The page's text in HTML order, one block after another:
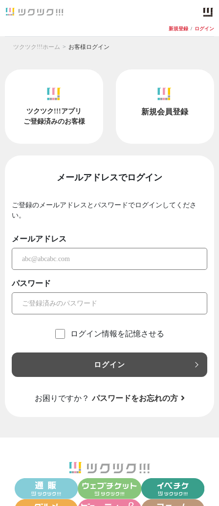
新規登録 / ログイン
ツクツク!!!ホーム お客様ログイン
ツクツク!!!アプリ
ご登録済みのお客様
新規会員登録
メールアドレスでログイン
ご登録のメールアドレスとパスワードでログインしてくださ
い。
メールアドレス
パスワード
ログイン情報を記憶させる
ログイン
お困りですか？ パスワードをお忘れの方